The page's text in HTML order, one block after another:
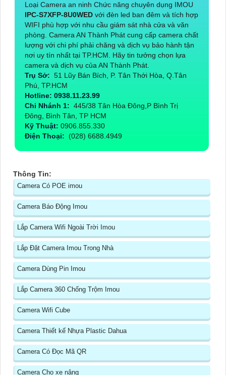
Loại Camera an ninh Chức năng chuyên dụng IMOU
IPC-S7XFP-8U0WED với đèn led ban đêm và tích hợp
WIFI phù hợp với nhu cầu giám sát nhà cửa và văn
phòng. Camera AN Thành Phát cung cấp camera chất
lượng với chi phí phải chăng và dịch vụ bảo hành tận
nơi uy tín nhất tại TP.HCM. Hãy tin tưởng chọn lựa
camera và dịch vụ của AN Thành Phát.
Trụ Sở: 51 Lũy Bán Bích, P. Tân Thới Hòa, Q.Tân
Phú, TP.HCM
Hotline: 0938.11.23.99
Chi Nhánh 1: 445/38 Tân Hòa Đông,P Bình Trị
Đông, Bình Tân, TP HCM
Kỹ Thuật: 0906.855.330
Điện Thoại: (028) 6688.4949
Thông Tin:
Camera Có POE imou
Camera Báo Động Imou
Lắp Camera Wifi Ngoài Trời Imou
Lắp Đặt Camera Imou Trong Nhà
Camera Dùng Pin Imou
Lắp Camera 360 Chống Trộm Imou
Camera Wifi Cube
Camera Thiết kế Nhựa Plastic Dahua
Camera Có Đọc Mã QR
Camera Cho xe nâng